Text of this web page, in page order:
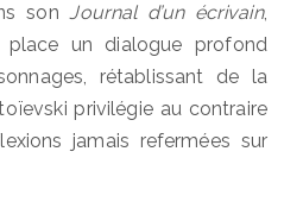
sonJournal d’un écrivain,
place un dialogue profond
rétablissant de la
privilégie au contraire
jamais refermées sur